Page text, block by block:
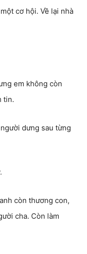
cơ hội. Về lại nhà
em không còn
tin.
dưng sau từng
còn thương con,
cha. Còn làm